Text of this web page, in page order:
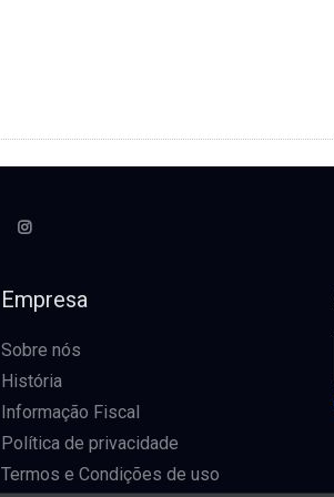
Empresa
Sobre nós
História
Informação Fiscal
Política de privacidade
Termos e Condições de uso